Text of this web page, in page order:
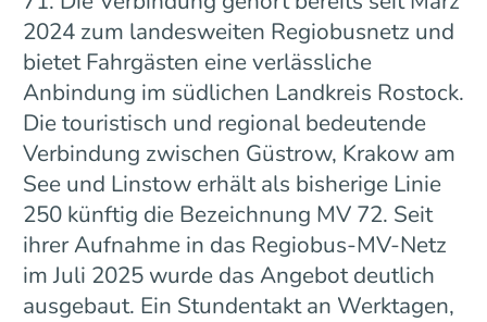
2024 zum landesweiten Regiobusnetz und
bietet Fahrgästen eine verlässliche
Anbindung im südlichen Landkreis Rostock.
Die touristisch und regional bedeutende
Verbindung zwischen Güstrow, Krakow am
See und Linstow erhält als bisherige Linie
250 künftig die Bezeichnung MV 72. Seit
ihrer Aufnahme in das Regiobus-MV-Netz
im Juli 2025 wurde das Angebot deutlich
ausgebaut. Ein Stundentakt an Werktagen,